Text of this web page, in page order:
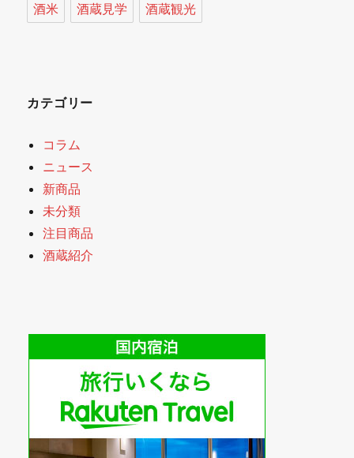
酒米 酒蔵見学 酒蔵観光
カテゴリー
コラム
ニュース
新商品
未分類
注目商品
酒蔵紹介